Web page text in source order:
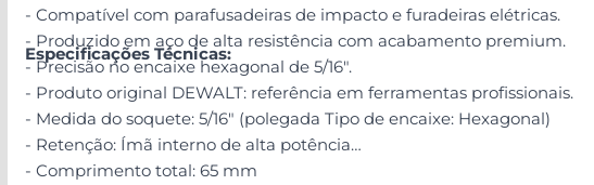
- Compatível com parafusadeiras de impacto e furadeiras elétricas.
- Produzido em aço de alta resistência com acabamento premium.
- Precisão no encaixe hexagonal de 5/16".
- Produto original DEWALT: referência em ferramentas profissionais.
Especificações Técnicas:
- Medida do soquete: 5/16" (polegada Tipo de encaixe: Hexagonal)
- Retenção: Ímã interno de alta potência
- Comprimento total: 65 mm